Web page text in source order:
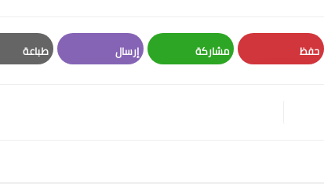
حفظ مشاركة إرسال طباعة